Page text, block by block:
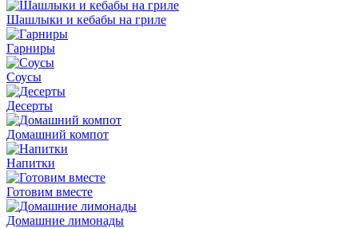
Шашлыки и кебабы на гриле
Гарниры
Соусы
Десерты
Домашний компот
Напитки
Готовим вместе
Домашние лимонады